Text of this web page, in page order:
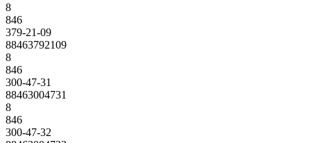
8
846
379-21-09
88463792109
8
846
300-47-31
88463004731
8
846
300-47-32